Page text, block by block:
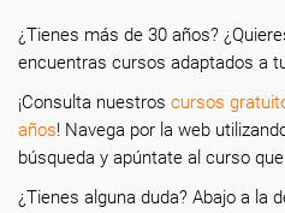
¿Tienes más de 30 años?
encuentras cursos adaptados a
¡Consulta nuestros cursos
años! Navega por la web
búsqueda y apúntate al curso
¿Tienes alguna duda? Abajo a la